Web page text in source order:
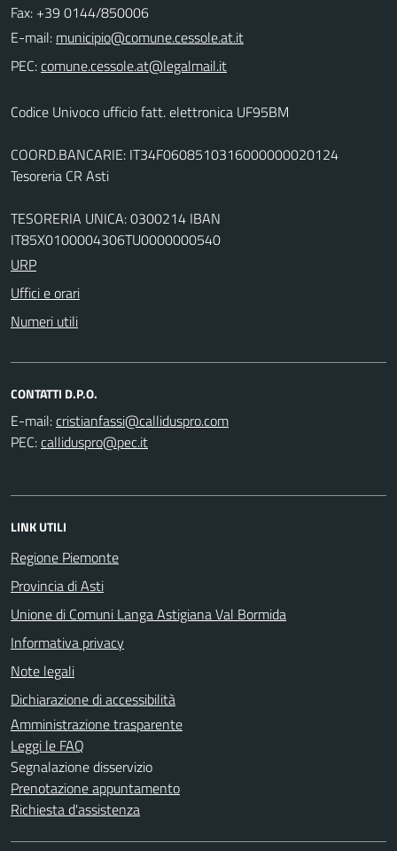
Fax: +39 0144/850006
E-mail:
PEC:
Codice Univoco ufficio fatt. elettronica UF95BM
COORD.BANCARIE: IT34F0608510316000000020124
Tesoreria CR Asti
TESORERIA UNICA: 0300214 IBAN
IT85X0100004306TU0000000540
URP
Uffici e orari
Numeri utili
CONTATTI D.P.O.
E-mail:
PEC:
LINK UTILI
Regione Piemonte
Provincia di Asti
Unione di Comuni Langa Astigiana Val Bormida
Informativa privacy
Note legali
Dichiarazione di accessibilità
Amministrazione trasparente
Leggi le FAQ
Segnalazione disservizio
Prenotazione appuntamento
Richiesta d'assistenza